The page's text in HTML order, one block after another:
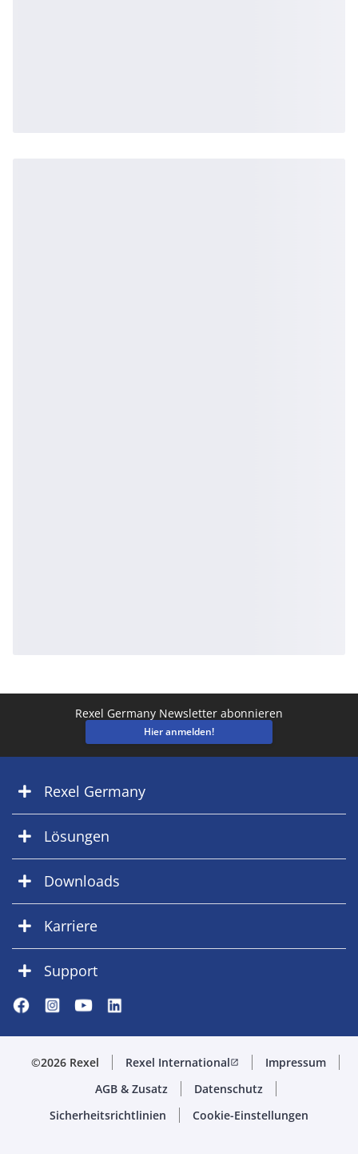
Rexel Germany Newsletter abonnieren
Hier anmelden!
Rexel Germany
Lösungen
Downloads
Karriere
Support
©2026 Rexel Rexel Internationalopen_in_new
Impressum
AGB & Zusatz
Datenschutz
Sicherheitsrichtlinien
Cookie-Einstellungen